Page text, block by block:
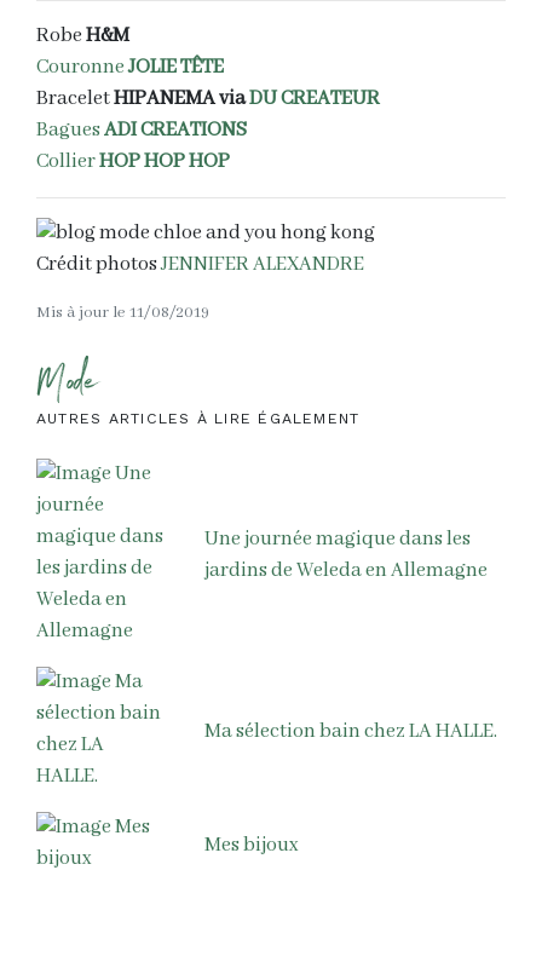
RobeH&M
CouronneJOLIE TÊTE
BraceletHIPANEMAviaDU CREATEUR
BaguesADI CREATIONS
CollierHOP HOP HOP
Crédit photosJENNIFER ALEXANDRE
Mis à jour le 11/08/2019
Mode
AUTRES ARTICLES À LIRE ÉGALEMENT
Une journée magique dans les
jardins de Weleda en Allemagne
Ma sélection bain chez LA HALLE.
Mes bijoux